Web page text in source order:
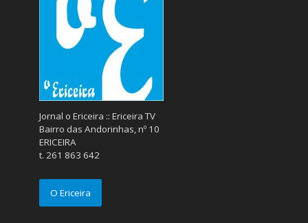
Jornal o Ericeira :: Ericeira TV
Bairro das Andorinhas, nº 10
ERICEIRA
t. 261 863 642
O Ericeira